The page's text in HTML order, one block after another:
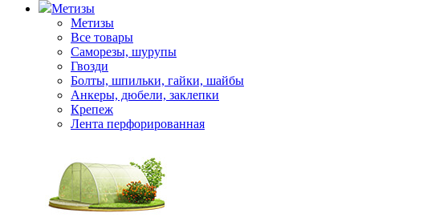
Метизы
Метизы
Все товары
Саморезы, шурупы
Гвозди
Болты, шпильки, гайки, шайбы
Анкеры, дюбели, заклепки
Крепеж
Лента перфорированная